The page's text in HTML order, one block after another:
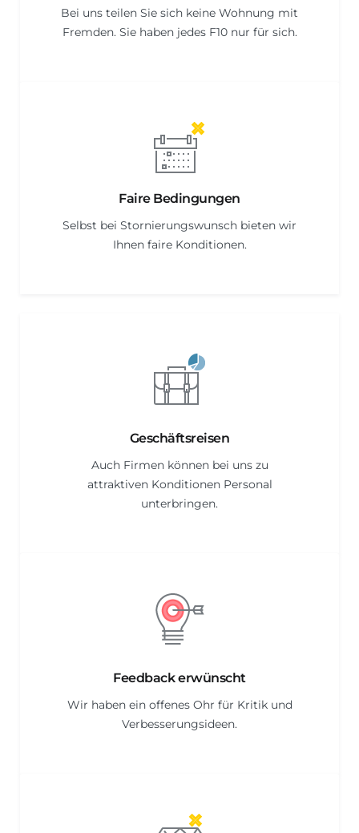
Bei uns teilen Sie sich keine Wohnung mit
Fremden. Sie haben jedes F10 nur für sich.
Faire Bedingungen
Selbst bei Stornierungswunsch bieten wir
Ihnen faire Konditionen.
Geschäftsreisen
Auch Firmen können bei uns zu
attraktiven Konditionen Personal
unterbringen.
Feedback erwünscht
Wir haben ein offenes Ohr für Kritik und
Verbesserungsideen.